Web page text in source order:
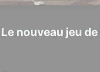
nouveau jeu